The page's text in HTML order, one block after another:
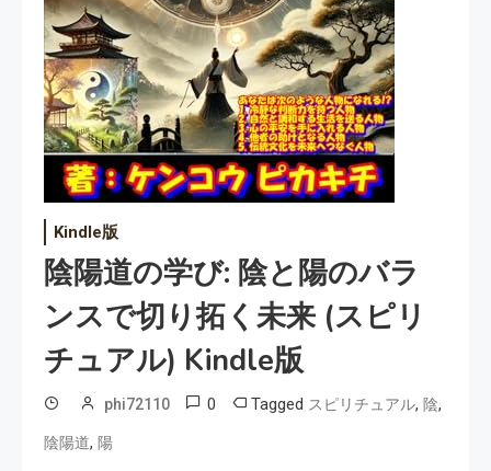
Kindle版
陰陽道の学び: 陰と陽のバラ
ンスで切り拓く未来 (スピリ
チュアル) Kindle版
phi72110 0 Tagged スピリチュアル, 陰,
陰陽道, 陽